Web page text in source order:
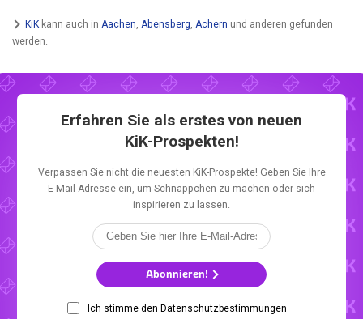
KiK kann auch in Aachen Abensberg Achern und anderen gefunden
werden.
Erfahren Sie als erstes von neuen
KiK-Prospekten!
Verpassen Sie nicht die neuesten KiK-Prospekte! Geben Sie Ihre
E-Mail-Adresse ein, um Schnäppchen zu machen oder sich
inspirieren zu lassen.
Abonnieren!
Ich stimme den Datenschutzbestimmungen